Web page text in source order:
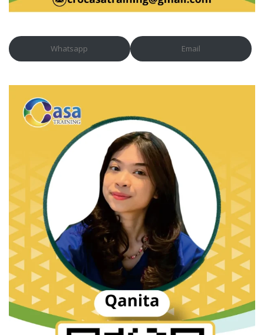
Whatsapp Email